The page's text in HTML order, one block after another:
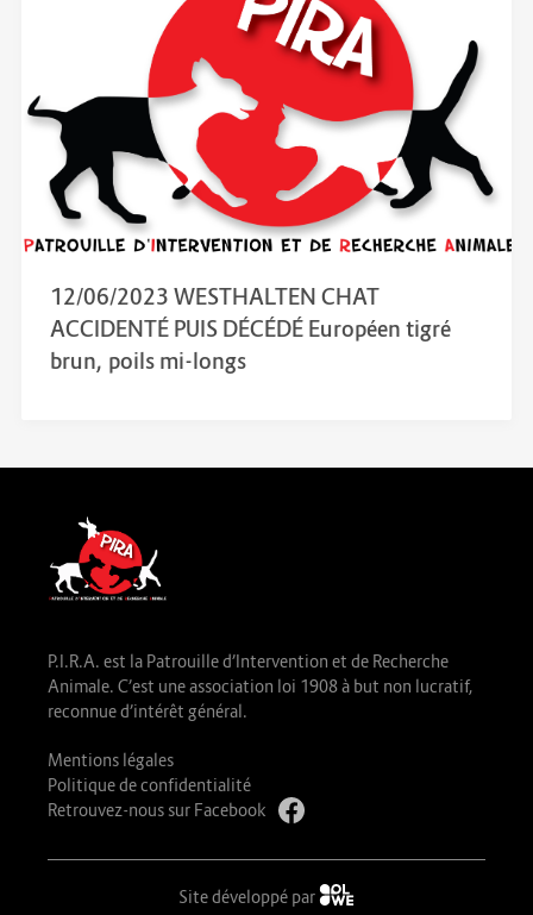
12/06/2023 WESTHALTEN CHAT
ACCIDENTÉ PUIS DÉCÉDÉ Européen tigré
brun, poils mi-longs
P.I.R.A. est la Patrouille d’Intervention et de Recherche
Animale. C’est une association loi 1908 à but non lucratif,
reconnue d’intérêt général.
Mentions légales
Politique de confidentialité
Retrouvez-nous sur Facebook
Site développé par